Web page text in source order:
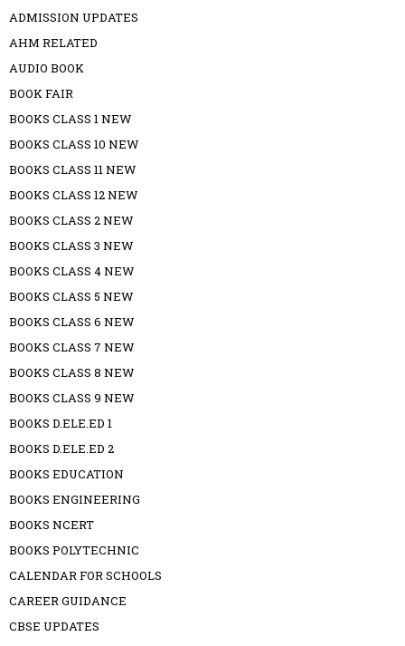
ADMISSION UPDATES
AHM RELATED
AUDIO BOOK
BOOK FAIR
BOOKS CLASS 1 NEW
BOOKS CLASS 10 NEW
BOOKS CLASS 11 NEW
BOOKS CLASS 12 NEW
BOOKS CLASS 2 NEW
BOOKS CLASS 3 NEW
BOOKS CLASS 4 NEW
BOOKS CLASS 5 NEW
BOOKS CLASS 6 NEW
BOOKS CLASS 7 NEW
BOOKS CLASS 8 NEW
BOOKS CLASS 9 NEW
BOOKS D.ELE.ED 1
BOOKS D.ELE.ED 2
BOOKS EDUCATION
BOOKS ENGINEERING
BOOKS NCERT
BOOKS POLYTECHNIC
CALENDAR FOR SCHOOLS
CAREER GUIDANCE
CBSE UPDATES